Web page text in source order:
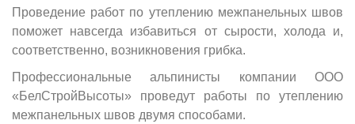
Проведение работ по утеплению межпанельных швов
поможет навсегда избавиться от сырости, холода и,
соответственно, возникновения грибка.
Профессиональные альпинисты компании ООО
«БелСтройВысоты» проведут работы по утеплению
межпанельных швов двумя способами.